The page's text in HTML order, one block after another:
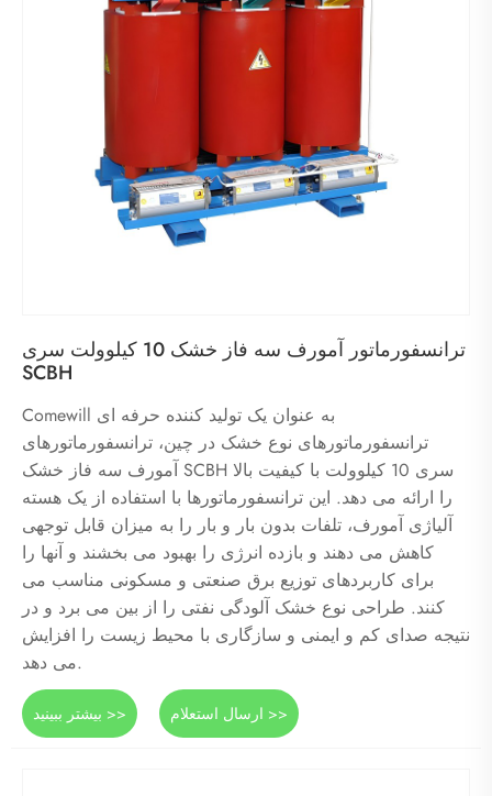
ترانسفورماتور آمورف سه فاز خشک 10 کیلوولت سری
SCBH
Comewill به عنوان یک تولید کننده حرفه ای
ترانسفورماتورهای نوع خشک در چین، ترانسفورماتورهای
آمورف سه فاز خشک SCBH سری 10 کیلوولت با کیفیت بالا
را ارائه می دهد. این ترانسفورماتورها با استفاده از یک هسته
آلیاژی آمورف، تلفات بدون بار و بار را به میزان قابل توجهی
کاهش می دهند و بازده انرژی را بهبود می بخشند و آنها را
برای کاربردهای توزیع برق صنعتی و مسکونی مناسب می
کنند. طراحی نوع خشک آلودگی نفتی را از بین می برد و در
نتیجه صدای کم و ایمنی و سازگاری با محیط زیست را افزایش
می دهد.
بیشتر ببینید >> ارسال استعلام >>